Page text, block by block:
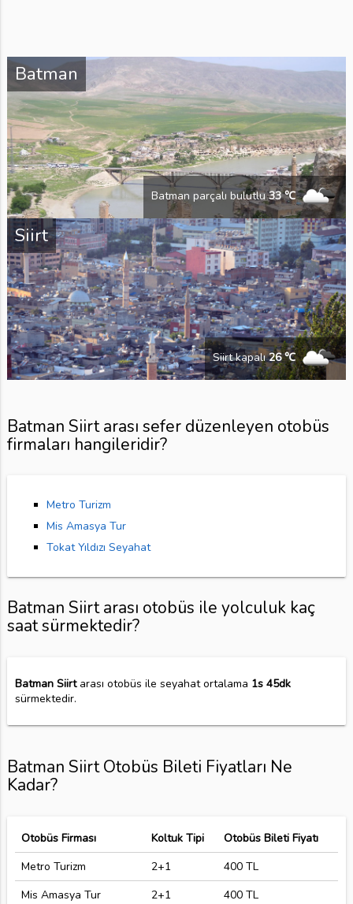
Batman
Batman parçalı bulutlu33 ℃
Siirt
Siirt kapalı26 ℃
Batman Siirt arası sefer düzenleyen otobüs
firmaları hangileridir?
Metro Turizm
Mis Amasya Tur
Tokat Yıldızı Seyahat
Batman Siirt arası otobüs ile yolculuk kaç
saat sürmektedir?
Batman Siirtarası otobüs ile seyahat ortalama 1s 45dk
sürmektedir.
Batman Siirt Otobüs Bileti Fiyatları Ne
Kadar?
Otobüs Firması Koltuk Tipi
Otobüs Bileti Fiyatı
Metro Turizm
2+1
400 TL
Mis Amasya Tur
2+1
400 TL